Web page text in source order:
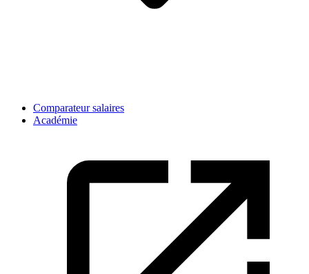
Comparateur salaires
Académie